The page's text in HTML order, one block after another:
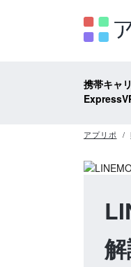
携帯キャ
アプリポ
解